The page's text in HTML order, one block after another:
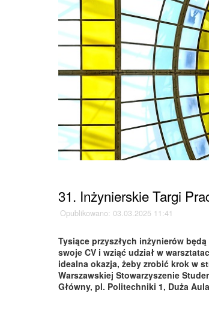
31. Inżynierskie Targi
Opublikowano: 03.03.2025 11:41
Tysiące przyszłych inżynierów
swoje CV i wziąć udział w
idealna okazja, żeby zrobić krok w
Warszawskiej Stowarzyszenie
Główny, pl. Politechniki 1, Duża Aula